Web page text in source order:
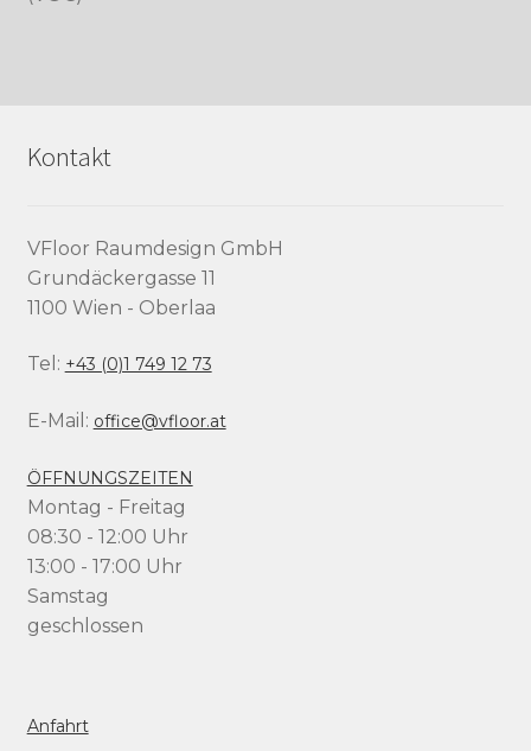
Kontakt
VFloor Raumdesign GmbH
Grundäckergasse 11
1100 Wien - Oberlaa
Tel: +43 (0)1 749 12 73
E-Mail: office@vfloor.at
ÖFFNUNGSZEITEN
Montag - Freitag
08:30 - 12:00 Uhr
13:00 - 17:00 Uhr
Samstag
geschlossen
Anfahrt